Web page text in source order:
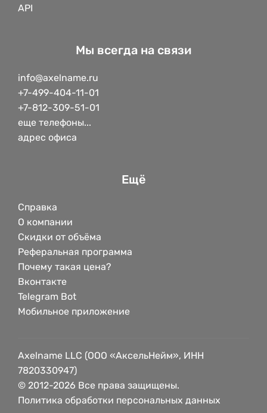
API
Мы всегда на связи
info@axelname.ru
+7-499-404-11-01
+7-812-309-51-01
еще телефоны...
адрес офиса
Ещё
Справка
О компании
Скидки от объёма
Реферальная программа
Почему такая цена?
Вконтакте
Telegram Bot
Мобильное приложение
Axelname LLC (ООО «АксельНейм», ИНН
7820330947)
© 2012-2026 Все права защищены.
Политика обработки персональных данных